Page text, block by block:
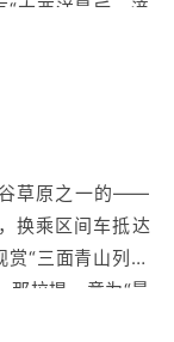
大西洋最后一滴
博物馆】
退不换），这是
海道，就可以感
了。晚抵清水河
店。
月开始，每年因
谷草原之一的——
换乘区间车抵达
“三面青山列翠
那拉提，意为“最
可没膝，一幅由